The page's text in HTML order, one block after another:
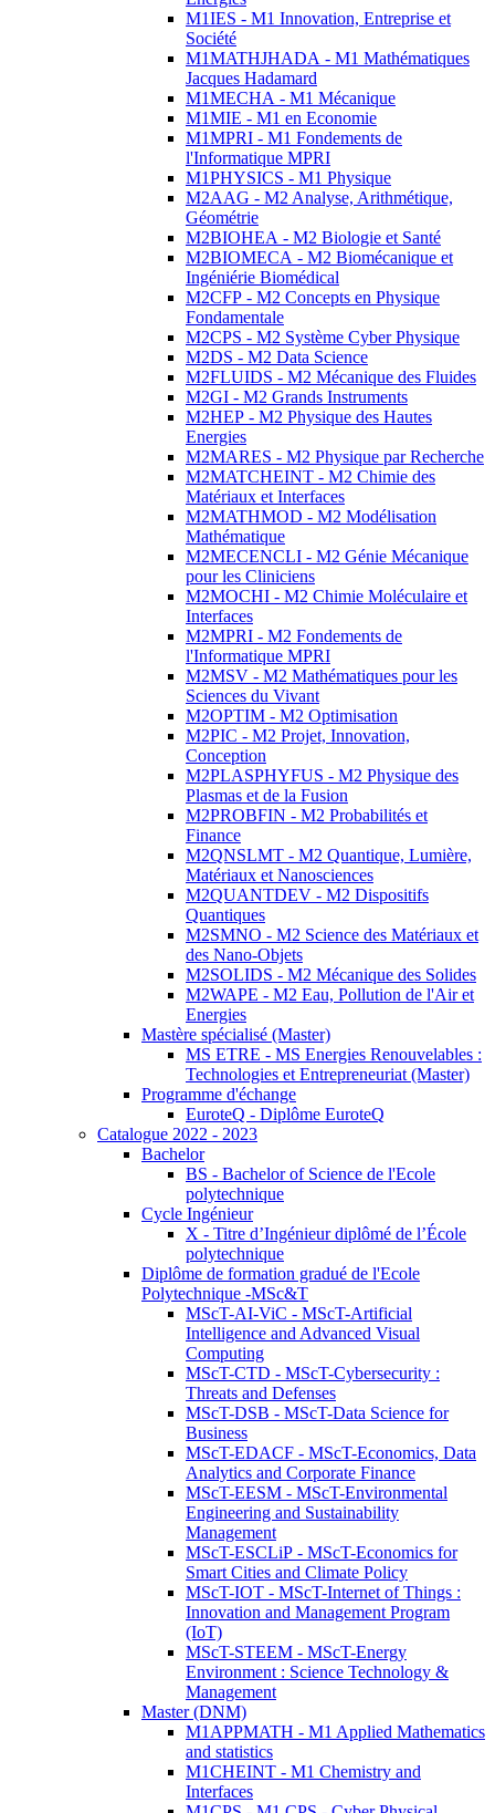
M1IES - M1 Innovation, Entreprise et
Société
M1MATHJHADA - M1 Mathématiques
Jacques Hadamard
M1MECHA - M1 Mécanique
M1MIE - M1 en Economie
M1MPRI - M1 Fondements de
l'Informatique MPRI
M1PHYSICS - M1 Physique
M2AAG - M2 Analyse, Arithmétique,
Géométrie
M2BIOHEA - M2 Biologie et Santé
M2BIOMECA - M2 Biomécanique et
Ingéniérie Biomédical
M2CFP - M2 Concepts en Physique
Fondamentale
M2CPS - M2 Système Cyber Physique
M2DS - M2 Data Science
M2FLUIDS - M2 Mécanique des Fluides
M2GI - M2 Grands Instruments
M2HEP - M2 Physique des Hautes
Energies
M2MARES - M2 Physique par Recherche
M2MATCHEINT - M2 Chimie des
Matériaux et Interfaces
M2MATHMOD - M2 Modélisation
Mathématique
M2MECENCLI - M2 Génie Mécanique
pour les Cliniciens
M2MOCHI - M2 Chimie Moléculaire et
Interfaces
M2MPRI - M2 Fondements de
l'Informatique MPRI
M2MSV - M2 Mathématiques pour les
Sciences du Vivant
M2OPTIM - M2 Optimisation
M2PIC - M2 Projet, Innovation,
Conception
M2PLASPHYFUS - M2 Physique des
Plasmas et de la Fusion
M2PROBFIN - M2 Probabilités et
Finance
M2QNSLMT - M2 Quantique, Lumière,
Matériaux et Nanosciences
M2QUANTDEV - M2 Dispositifs
Quantiques
M2SMNO - M2 Science des Matériaux et
des Nano-Objets
M2SOLIDS - M2 Mécanique des Solides
M2WAPE - M2 Eau, Pollution de l'Air et
Energies
Mastère spécialisé (Master)
MS ETRE - MS Energies Renouvelables :
Technologies et Entrepreneuriat (Master)
Programme d'échange
EuroteQ - Diplôme EuroteQ
Catalogue 2022 - 2023
Bachelor
BS - Bachelor of Science de l'Ecole
polytechnique
Cycle Ingénieur
X - Titre d’Ingénieur diplômé de l’École
polytechnique
Diplôme de formation gradué de l'Ecole
Polytechnique -MSc&T
MScT-AI-ViC - MScT-Artificial
Intelligence and Advanced Visual
Computing
MScT-CTD - MScT-Cybersecurity :
Threats and Defenses
MScT-DSB - MScT-Data Science for
Business
MScT-EDACF - MScT-Economics, Data
Analytics and Corporate Finance
MScT-EESM - MScT-Environmental
Engineering and Sustainability
Management
MScT-ESCLiP - MScT-Economics for
Smart Cities and Climate Policy
MScT-IOT - MScT-Internet of Things :
Innovation and Management Program
(IoT)
MScT-STEEM - MScT-Energy
Environment : Science Technology &
Management
Master (DNM)
M1APPMATH - M1 Applied Mathematics
and statistics
M1CHEINT - M1 Chemistry and
Interfaces